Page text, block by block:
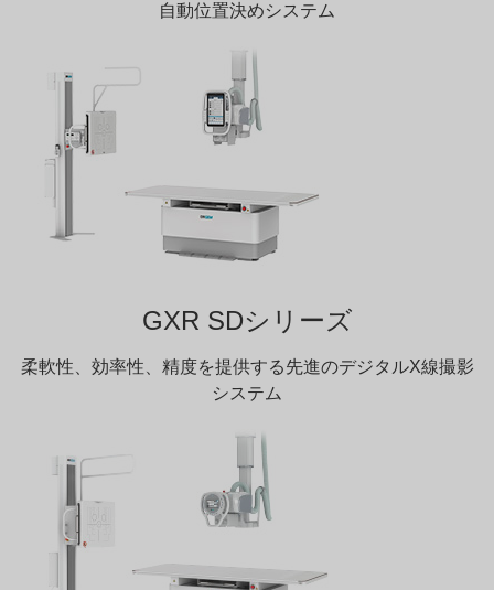
自動位置決めシステム
GXR SDシリーズ
柔軟性、効率性、精度を提供する先進のデジタルX線撮影
システム